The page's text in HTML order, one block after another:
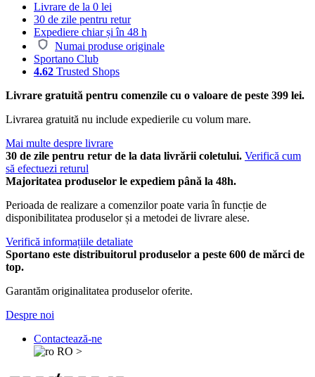
Livrare de la 0 lei
30 de zile pentru retur
Expediere chiar și în 48 h
Numai produse originale
Sportano Club
4.62 Trusted Shops
Livrare gratuită pentru comenzile cu o valoare de peste 399 lei.
Livrarea gratuită nu include expedierile cu volum mare.
Mai multe despre livrare
30 de zile pentru retur de la data livrării coletului. Verifică cum
să efectuezi returul
Majoritatea produselor le expediem până la 48h.
Perioada de realizare a comenzilor poate varia în funcție de
disponibilitatea produselor și a metodei de livrare alese.
Verifică informațiile detaliate
Sportano este distribuitorul produselor a peste 600 de mărci de
top.
Garantăm originalitatea produselor oferite.
Despre noi
Contactează-ne
RO >